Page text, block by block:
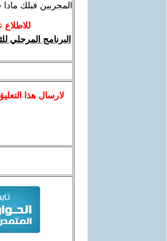
المجربين قبلك
البرنامج المرحلي
لارسالهذا